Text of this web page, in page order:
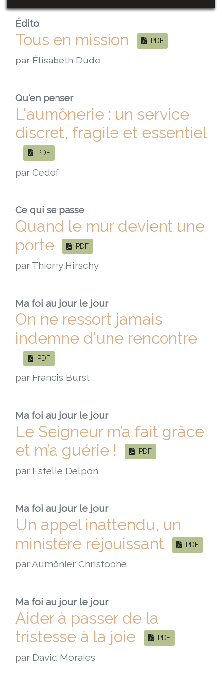
Édito
Tous en mission PDF
par Élisabeth Dudo
Qu'en penser
L'aumônerie : un service
discret, fragile et essentiel
PDF
par Cedef
Ce qui se passe
Quand le mur devient une
porte
PDF
par Thierry Hirschy
Ma foi au jour le jour
On ne ressort jamais
indemne d'une rencontre
PDF
par Francis Burst
Ma foi au jour le jour
Le Seigneur m’a fait grâce
et m’a guérie !
PDF
par Estelle Delpon
Ma foi au jour le jour
Un appel inattendu, un
ministère réjouissant
PDF
par Aumônier Christophe
Ma foi au jour le jour
Aider à passer de la
tristesse à la joie
PDF
par David Moraies